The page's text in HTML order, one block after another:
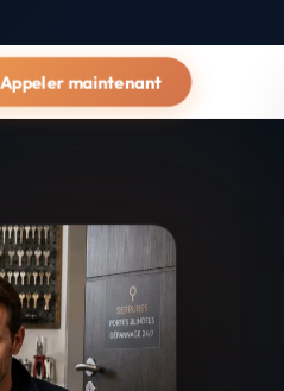
Appeler maintenant